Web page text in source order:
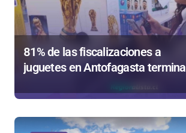
81% de las fiscalizaciones a
juguetes en Antofagasta termina
en sumarios sanitarios